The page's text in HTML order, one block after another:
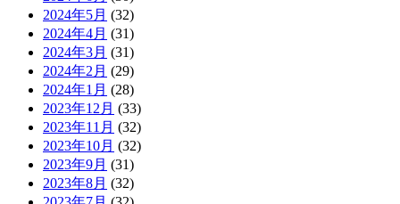
2024年5月 (32)
2024年4月 (31)
2024年3月 (31)
2024年2月 (29)
2024年1月 (28)
2023年12月 (33)
2023年11月 (32)
2023年10月 (32)
2023年9月 (31)
2023年8月 (32)